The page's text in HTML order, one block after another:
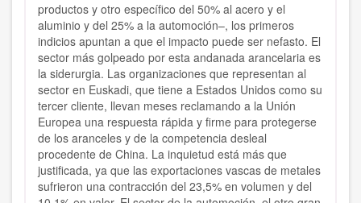
productos y otro específico del 50% al acero y el
aluminio y del 25% a la automoción–, los primeros
indicios apuntan a que el impacto puede ser nefasto. El
sector más golpeado por esta andanada arancelaria es
la siderurgia. Las organizaciones que representan al
sector en Euskadi, que tiene a Estados Unidos como su
tercer cliente, llevan meses reclamando a la Unión
Europea una respuesta rápida y firme para protegerse
de los aranceles y de la competencia desleal
procedente de China. La inquietud está más que
justificada, ya que las exportaciones vascas de metales
sufrieron una contracción del 23,5% en volumen y del